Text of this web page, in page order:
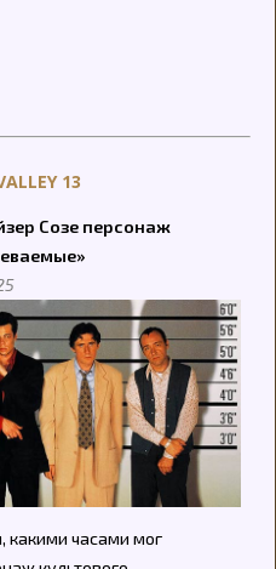
13
Созе персонаж
часами мог